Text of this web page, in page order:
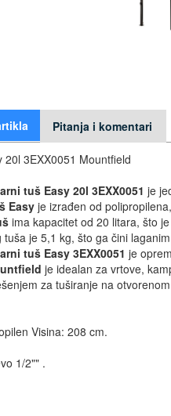
Pitanja i komentari
20l 3EXX0051 Mountfield
tuš Easy 20l 3EXX0051 je
Easy je izrađen od
ima kapacitet od 20 litara, što
tuša je 5,1 kg, što ga čini
tuš Easy 3EXX0051 je
je idealan za vrtove,
za tuširanje na
Visina: 208 cm.
1/2"" .